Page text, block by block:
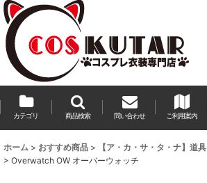
カテゴリ 商品検索 問い合わせ ご利用案内
ホーム > おすすめ商品 >
【ア・カ・サ・タ・ナ】道具
> Overwatch OW オーバーウォッチ